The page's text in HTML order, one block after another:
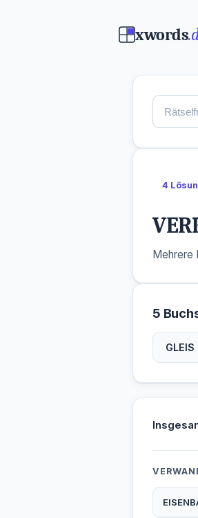
xwords
4
Mehrere
5
GLEIS